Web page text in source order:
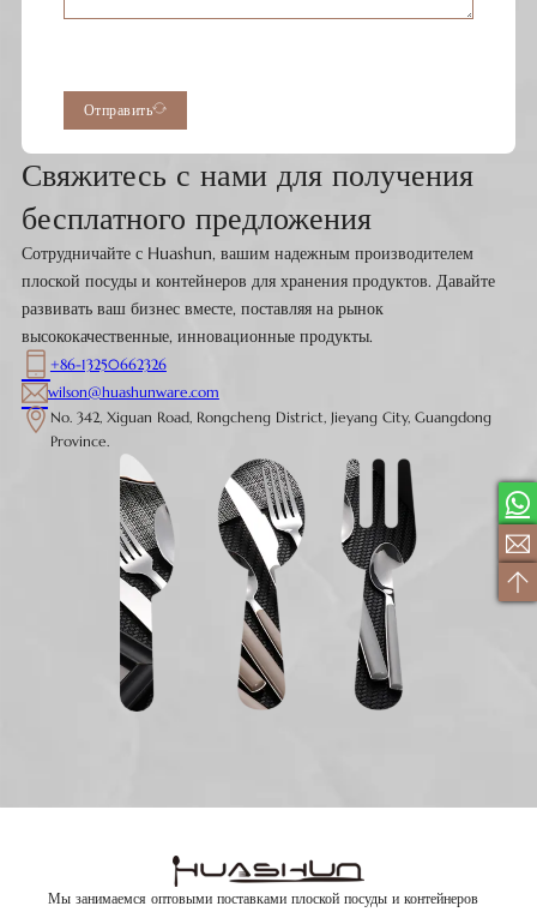
Свяжитесь с нами для получения
бесплатного предложения
Сотрудничайте с Huashun, вашим надежным производителем
плоской посуды и контейнеров для хранения продуктов. Давайте
развивать ваш бизнес вместе, поставляя на рынок
высококачественные, инновационные продукты.
+86-13250662326
wilson@huashunware.com
No. 342, Xiguan Road, Rongcheng District, Jieyang City, Guangdong
Province.
Отправить
Мы занимаемся оптовыми поставками плоской посуды и контейнеров